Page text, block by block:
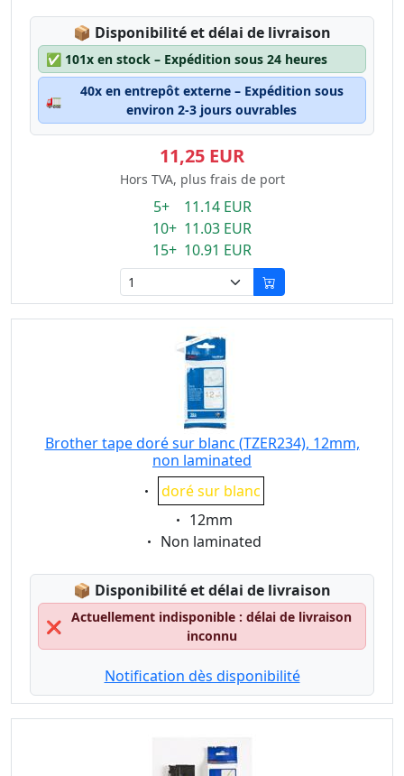
📦 Lagerstatus:
Disponibilité et délai de livraison
✅ 101x en stock – Expédition sous 24 heures
🚛
40x en entrepôt externe – Expédition sous
environ 2-3 jours ouvrables
11,25 EUR
Hors TVA, plus frais de port
5+ 11.14 EUR
10+ 11.03 EUR
15+ 10.91 EUR
Brother tape doré sur blanc (TZER234), 12mm,
non laminated
Eigenschaft:
doré sur blanc
Eigenschaft:
12mm
Eigenschaft:
Non laminated
📦 Lagerstatus:
Disponibilité et délai de livraison
❌
Actuellement indisponible : délai de livraison
inconnu
Notification dès disponibilité